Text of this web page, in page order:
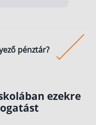
pénztár?
a takarékoskodásodat
a hétköznapi életben
ezekre